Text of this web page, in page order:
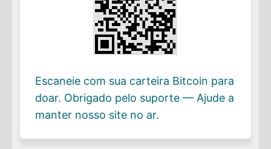
Escaneie com sua carteira Bitcoin para
doar. Obrigado pelo suporte — Ajude a
manter nosso site no ar.